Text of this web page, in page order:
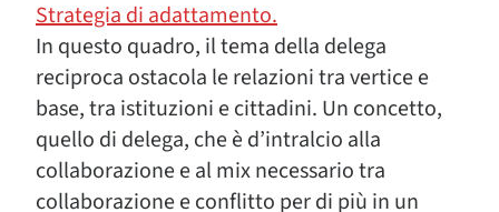
Strategia di adattamento.
In questo quadro, il tema della delega
reciproca ostacola le relazioni tra vertice e
base, tra istituzioni e cittadini. Un concetto,
quello di delega, che è d’intralcio alla
collaborazione e al mix necessario tra
collaborazione e conflitto per di più in un